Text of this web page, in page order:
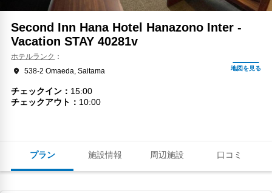
プラン 施設情報 周辺施設 口コミ
Second Inn Hana Hotel Hanazono Inter -
Vacation STAY 40281v
ホテルランク
538-2 Omaeda, Saitama
チェックイン
15:00
チェックアウト
10:00